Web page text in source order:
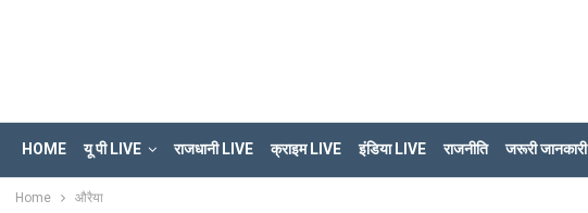
HOME यू पी LIVE राजधानी LIVE क्राइम LIVE इंडिया LIVE राजनीति जरूरी जानकारी
Home औरैया